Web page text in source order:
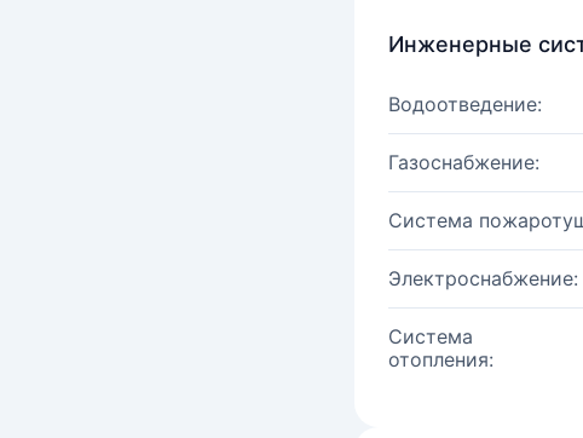
Инженерные
Водоотведение:
Газоснабжение:
Система
Электроснабжение:
Система
отопления: